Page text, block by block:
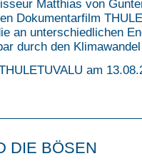
Matthias von
Dokumentarfilm
an unterschiedlichen
durch den
am
DIE BÖSEN